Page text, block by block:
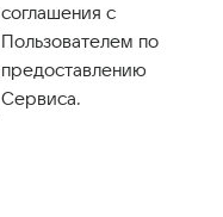
соглашения с
Пользователем по
предоставлению
Сервиса.